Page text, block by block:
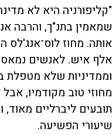
"קליפורניה היא לא
שמאמין בתנ"ך, והרבה
אלף איש. לאנשים
וממדיניות שלא מטפלת
מחוזי טוב מקודמיו,
תובעים ליברליים
שיעורי הפשיעה.